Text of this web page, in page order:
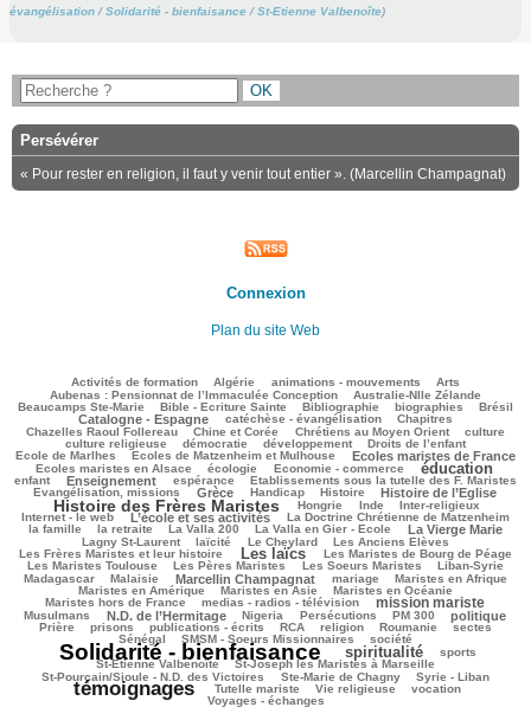
évangélisation/Solidarité - bienfaisance/St-Etienne Valbenoîte)
Persévérer
« Pour rester en religion, il faut y venir tout entier ». (Marcellin Champagnat)
Connexion
Plan du site Web
Activités de formation Algérie animations - mouvements Arts
Aubenas : Pensionnat de l’Immaculée Conception
79/3137 Australie-Nlle Zélande
72/3137
Beaucamps Ste-Marie
658/3137 Bible - Ecriture Sainte
58/3137 Bibliographie
519/3137 biographies
140/3137 Brésil
820/3137
Catalogne - Espagne catéchèse - évangélisation Chapitres
Chazelles Raoul Follereau
118/3137 Chine et Corée
340/3137 Chrétiens au Moyen Orient
350/3137 culture
43/3137
culture religieuse
démocratie développement Droits de l’enfant
Ecole de Marlhes
144/3137 Ecoles de Matzenheim et Mulhouse
1020/3137 Ecoles maristes de France
218/3137
Ecoles maristes en Alsace
486/3137 écologie
118/3137 Economie - commerce
1458/3137 éducation
174/3137
enfant
740/3137 Enseignement
228/3137 espérance
93/3137 Etablissements sous la tutelle des F. Maristes
235/3137
Evangélisation, missions
1016/3137 Grèce
75/3137 Handicap
216/3137 Histoire
881/3137 Histoire de l’Eglise
1785/3137
Histoire des Frères Maristes
148/3137 Hongrie Inde
105/3137 Inter-religieux
207/3137
Internet - le web
1047/3137 L’école et ses activités
42/3137 La Doctrine Chrétienne de Matzenheim
325/3137
la famille
108/3137 la retraite
38/3137 La Valla 200
99/3137 La Valla en Gier - Ecole
841/3137 La Vierge Marie
344/3137
Lagny St-Laurent
laïcité Le Cheylard Les Anciens Elèves
Les Frères Maristes et leur histoire
1558/3137 Les laïcs
583/3137 Les Maristes de Bourg de Péage
222/3137
Les Maristes Toulouse
599/3137 Les Pères Maristes
477/3137 Les Soeurs Maristes
102/3137 Liban-Syrie
148/3137
Madagascar
54/3137 Malaisie
966/3137 Marcellin Champagnat
34/3137 mariage
388/3137 Maristes en Afrique
311/3137
Maristes en Amérique
Maristes en Asie Maristes en Océanie
Maristes hors de France
262/3137 medias - radios - télévision
1211/3137 mission mariste
63/3137
Musulmans
726/3137 N.D. de l’Hermitage
65/3137 Nigeria
213/3137 Persécutions
168/3137 PM 300
738/3137 politique
203/3137
Prière
134/3137 prisons
316/3137 publications - écrits
170/3137 RCA
231/3137 religion
66/3137 Roumanie
64/3137 sectes
92/3137
Sénégal
SMSM - Soeurs Missionnaires société
Solidarité - bienfaisance
1434/3137 spiritualité sports
St-Etienne Valbenoîte
St-Joseph les Maristes à Marseille
St-Pourçain/Sioule - N.D. des Victoires
68/3137 Ste-Marie de Chagny
48/3137 Syrie - Liban
2568/3137
témoignages Tutelle mariste Vie religieuse vocation
Voyages - échanges